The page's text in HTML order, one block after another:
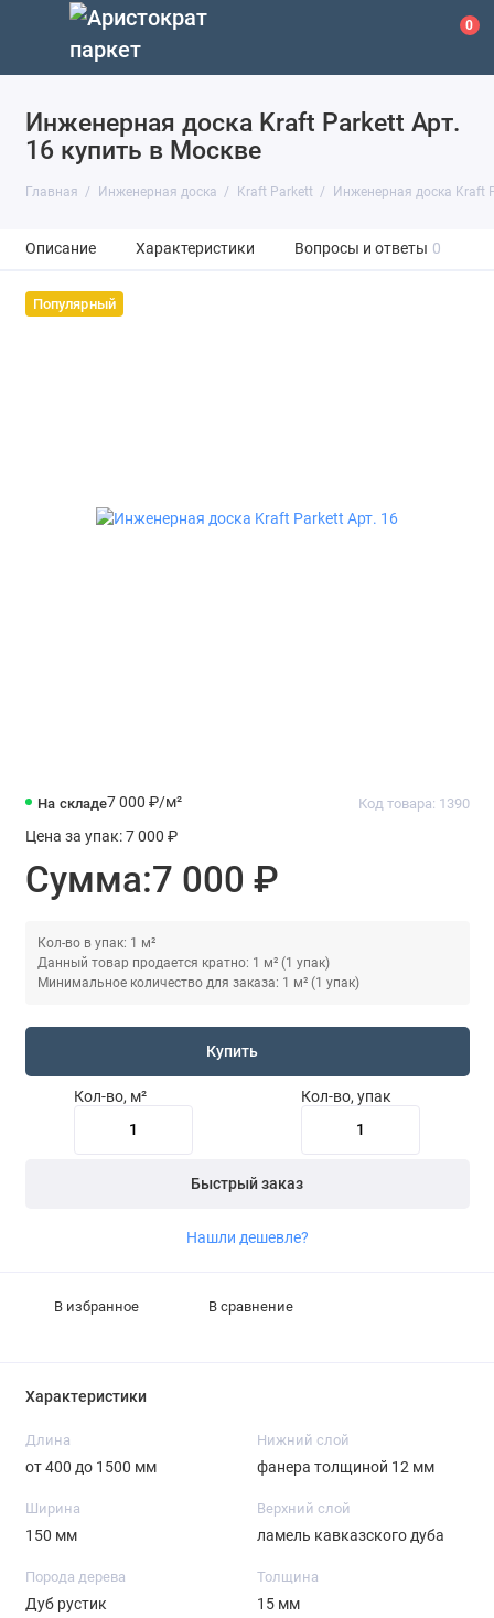
0
Инженерная доска Kraft Parkett Арт.
16 купить в Москве
Главная Инженерная доска Kraft Parkett Инженерная доска Kraft
Описание Характеристики Вопросы и ответы 0
Популярный
На складе Код товара: 1390
7 000 ₽/м²
Цена за упак: 7 000 ₽
Сумма:7 000 ₽
Кол-во в упак: 1 м²
Данный товар продается кратно: 1 м² (1 упак)
Минимальное количество для заказа: 1 м² (1 упак)
Купить
Кол-во, м² Кол-во, упак
Быстрый заказ
Нашли дешевле?
В избранное В сравнение
Характеристики
Длина
от 400 до 1500 мм
Нижний слой
фанера толщиной 12 мм
Ширина
150 мм
Верхний слой
ламель кавказского дуба
Порода дерева
Дуб рустик
Толщина
15 мм